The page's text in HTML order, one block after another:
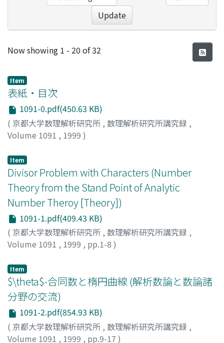
Update
Recent Submissions
Now showing 1 - 20 of 32
Item
表紙・目次
1091-0.pdf(450.63 KB)
( 京都大学数理解析研究所 , 数理解析研究所講究録 ,
Volume 1091 , 1999 )
Item
Divisor Problem with Characters (Number
Theory from the Stand Point of Analytic
Number Theroy [Theory])
1091-1.pdf(409.43 KB)
( 京都大学数理解析研究所 , 数理解析研究所講究録 ,
Volume 1091 , 1999 , pp.1-8 )
Item
$\theta$-合同数と楕円曲線 (解析数論と数論諸
分野の交流)
1091-2.pdf(854.93 KB)
( 京都大学数理解析研究所 , 数理解析研究所講究録 ,
Volume 1091 , 1999 , pp.9-17 )